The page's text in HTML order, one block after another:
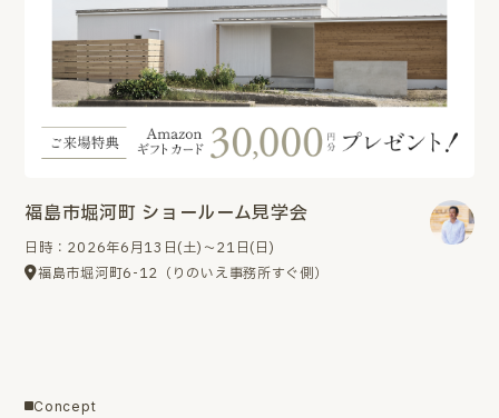
福島市堀河町 ショールーム見学会
日時：2026年6月13日(土)～21日(日)
福島市堀河町6-12（りのいえ事務所すぐ側）
Concept